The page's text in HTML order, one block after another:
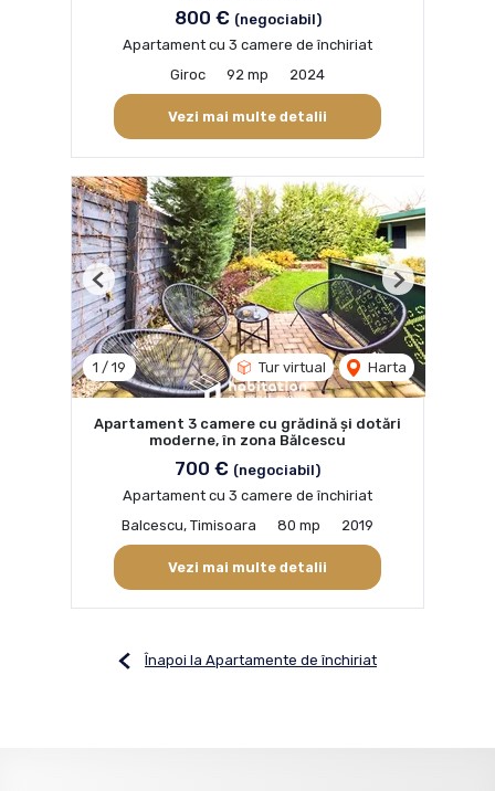
800 € (negociabil)
Apartament cu 3 camere de închiriat
Giroc
92 mp 2024
Vezi mai multe detalii
1 / 19 Tur virtual Harta
Previous Next
Apartament 3 camere cu grădină și dotări
moderne, în zona Bălcescu
700 € (negociabil)
Apartament cu 3 camere de închiriat
Balcescu, Timisoara
80 mp 2019
Vezi mai multe detalii
Înapoi la Apartamente de închiriat